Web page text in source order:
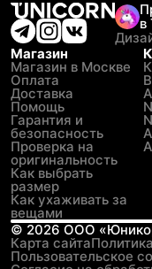
в
Магазин
Магазин в Москве
Оплата
Доставка
Помощь
Гарантия и
безопасность
Проверка на
оригинальность
Как выбрать
размер
Как ухаживать за
вещами
© 2026 ООО
Карта сайта
Пользовательское